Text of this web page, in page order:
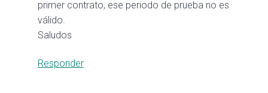
primer contrato, ese periodo de prueba no es
válido.
Saludos
Responder